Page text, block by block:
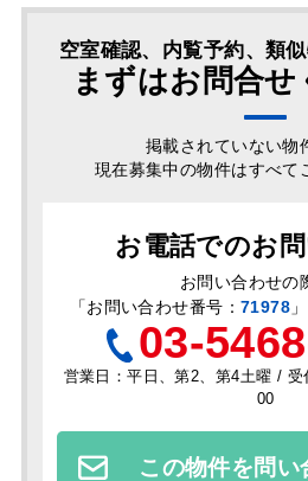
空室確認、内覧予約、類似
まずはお問合せ
掲載されていない物
現在募集中の物件はすべて
お電話でのお
お問い合わせの
「お問い合わせ番号： 71978
03-
営業日：平日、第2、第4土曜 / 受
00
この物件を問い